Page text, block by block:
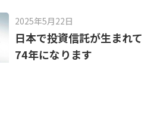
2025年5月22日
日本で投資信託が生まれて
74年になります